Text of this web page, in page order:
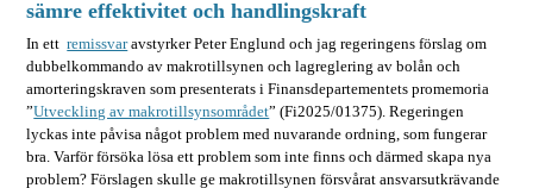
sämre effektivitet och handlingskraft
In ettremissvaravstyrker Peter Englund och jag regeringens förslag om
dubbelkommando av makrotillsynen och lagreglering av bolån och
amorteringskraven som presenterats i Finansdepartementets promemoria
”Utveckling av makrotillsynsområdet” (Fi2025/01375). Regeringen
lyckas inte påvisa något problem med nuvarande ordning, som fungerar
bra. Varför försöka lösa ett problem som inte finns och därmed skapa nya
problem? Förslagen skulle ge makrotillsynen försvårat ansvarsutkrävande